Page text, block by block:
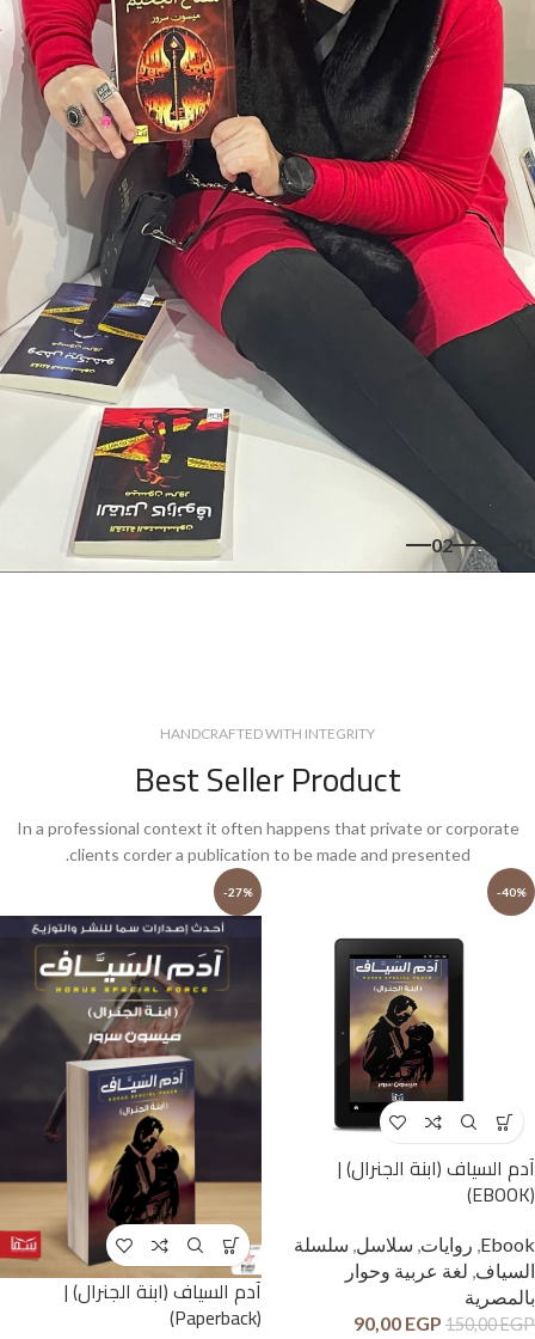
02
HANDCRAFTED WITH INTEGRITY
Best Seller Product
In a professional context it often happens that private or corporate
clients corder a publication to be made and presented.
-40%
آدم السياف (ابنة الجنرال) |
(EBOOK)
Ebook
, روايات, سلاسل, سلسلة
السياف, لغة عربية وحوار
بالمصرية
150,00EGP
90,00 EGP
-27%
آدم السياف (ابنة الجنرال) |
(Paperback)